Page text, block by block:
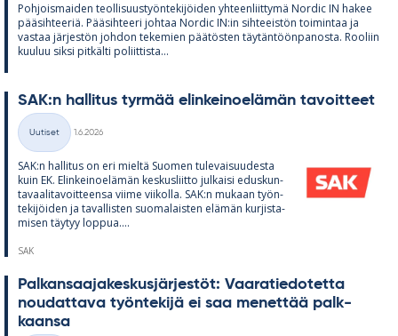
Poh­jois­mai­den teol­li­suus­työn­te­ki­jöi­den yh­teen­liit­tymä Nor­dic IN ha­kee
pää­sih­tee­riä. Pää­sih­teeri joh­taa Nor­dic IN:in sih­tee­is­tön toi­min­taa ja
vas­taa jär­jes­tön joh­don te­ke­mien pää­tös­ten täy­tän­töön­pa­nosta. Roo­liin
kuu­luu siksi pit­kälti po­liit­tista...
SAK:n hal­li­tus tyr­mää elin­kei­noe­lä­män ta­voit­teet
Kategoriat
Uutiset
1.6.2026
SAK:n hal­li­tus on eri mieltä Suo­men tu­le­vai­suu­desta
kuin EK. Elin­kei­noe­lä­män kes­kus­liitto jul­kaisi edus­kun­
ta­vaa­li­ta­voit­teensa viime vii­kolla. SAK:n mu­kaan työn­
te­ki­jöi­den ja ta­val­lis­ten suo­ma­lais­ten elä­män kur­jis­ta­
mi­sen täy­tyy lop­pua....
SAK
Pal­kan­saa­ja­kes­kus­jär­jes­töt: Vaa­ra­tie­do­tetta
nou­dat­tava työn­te­kijä ei saa me­net­tää palk­
kaansa